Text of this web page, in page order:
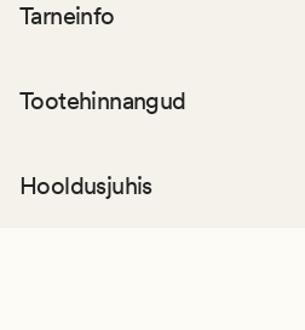
Tarneinfo
Tootehinnangud
Hooldusjuhis